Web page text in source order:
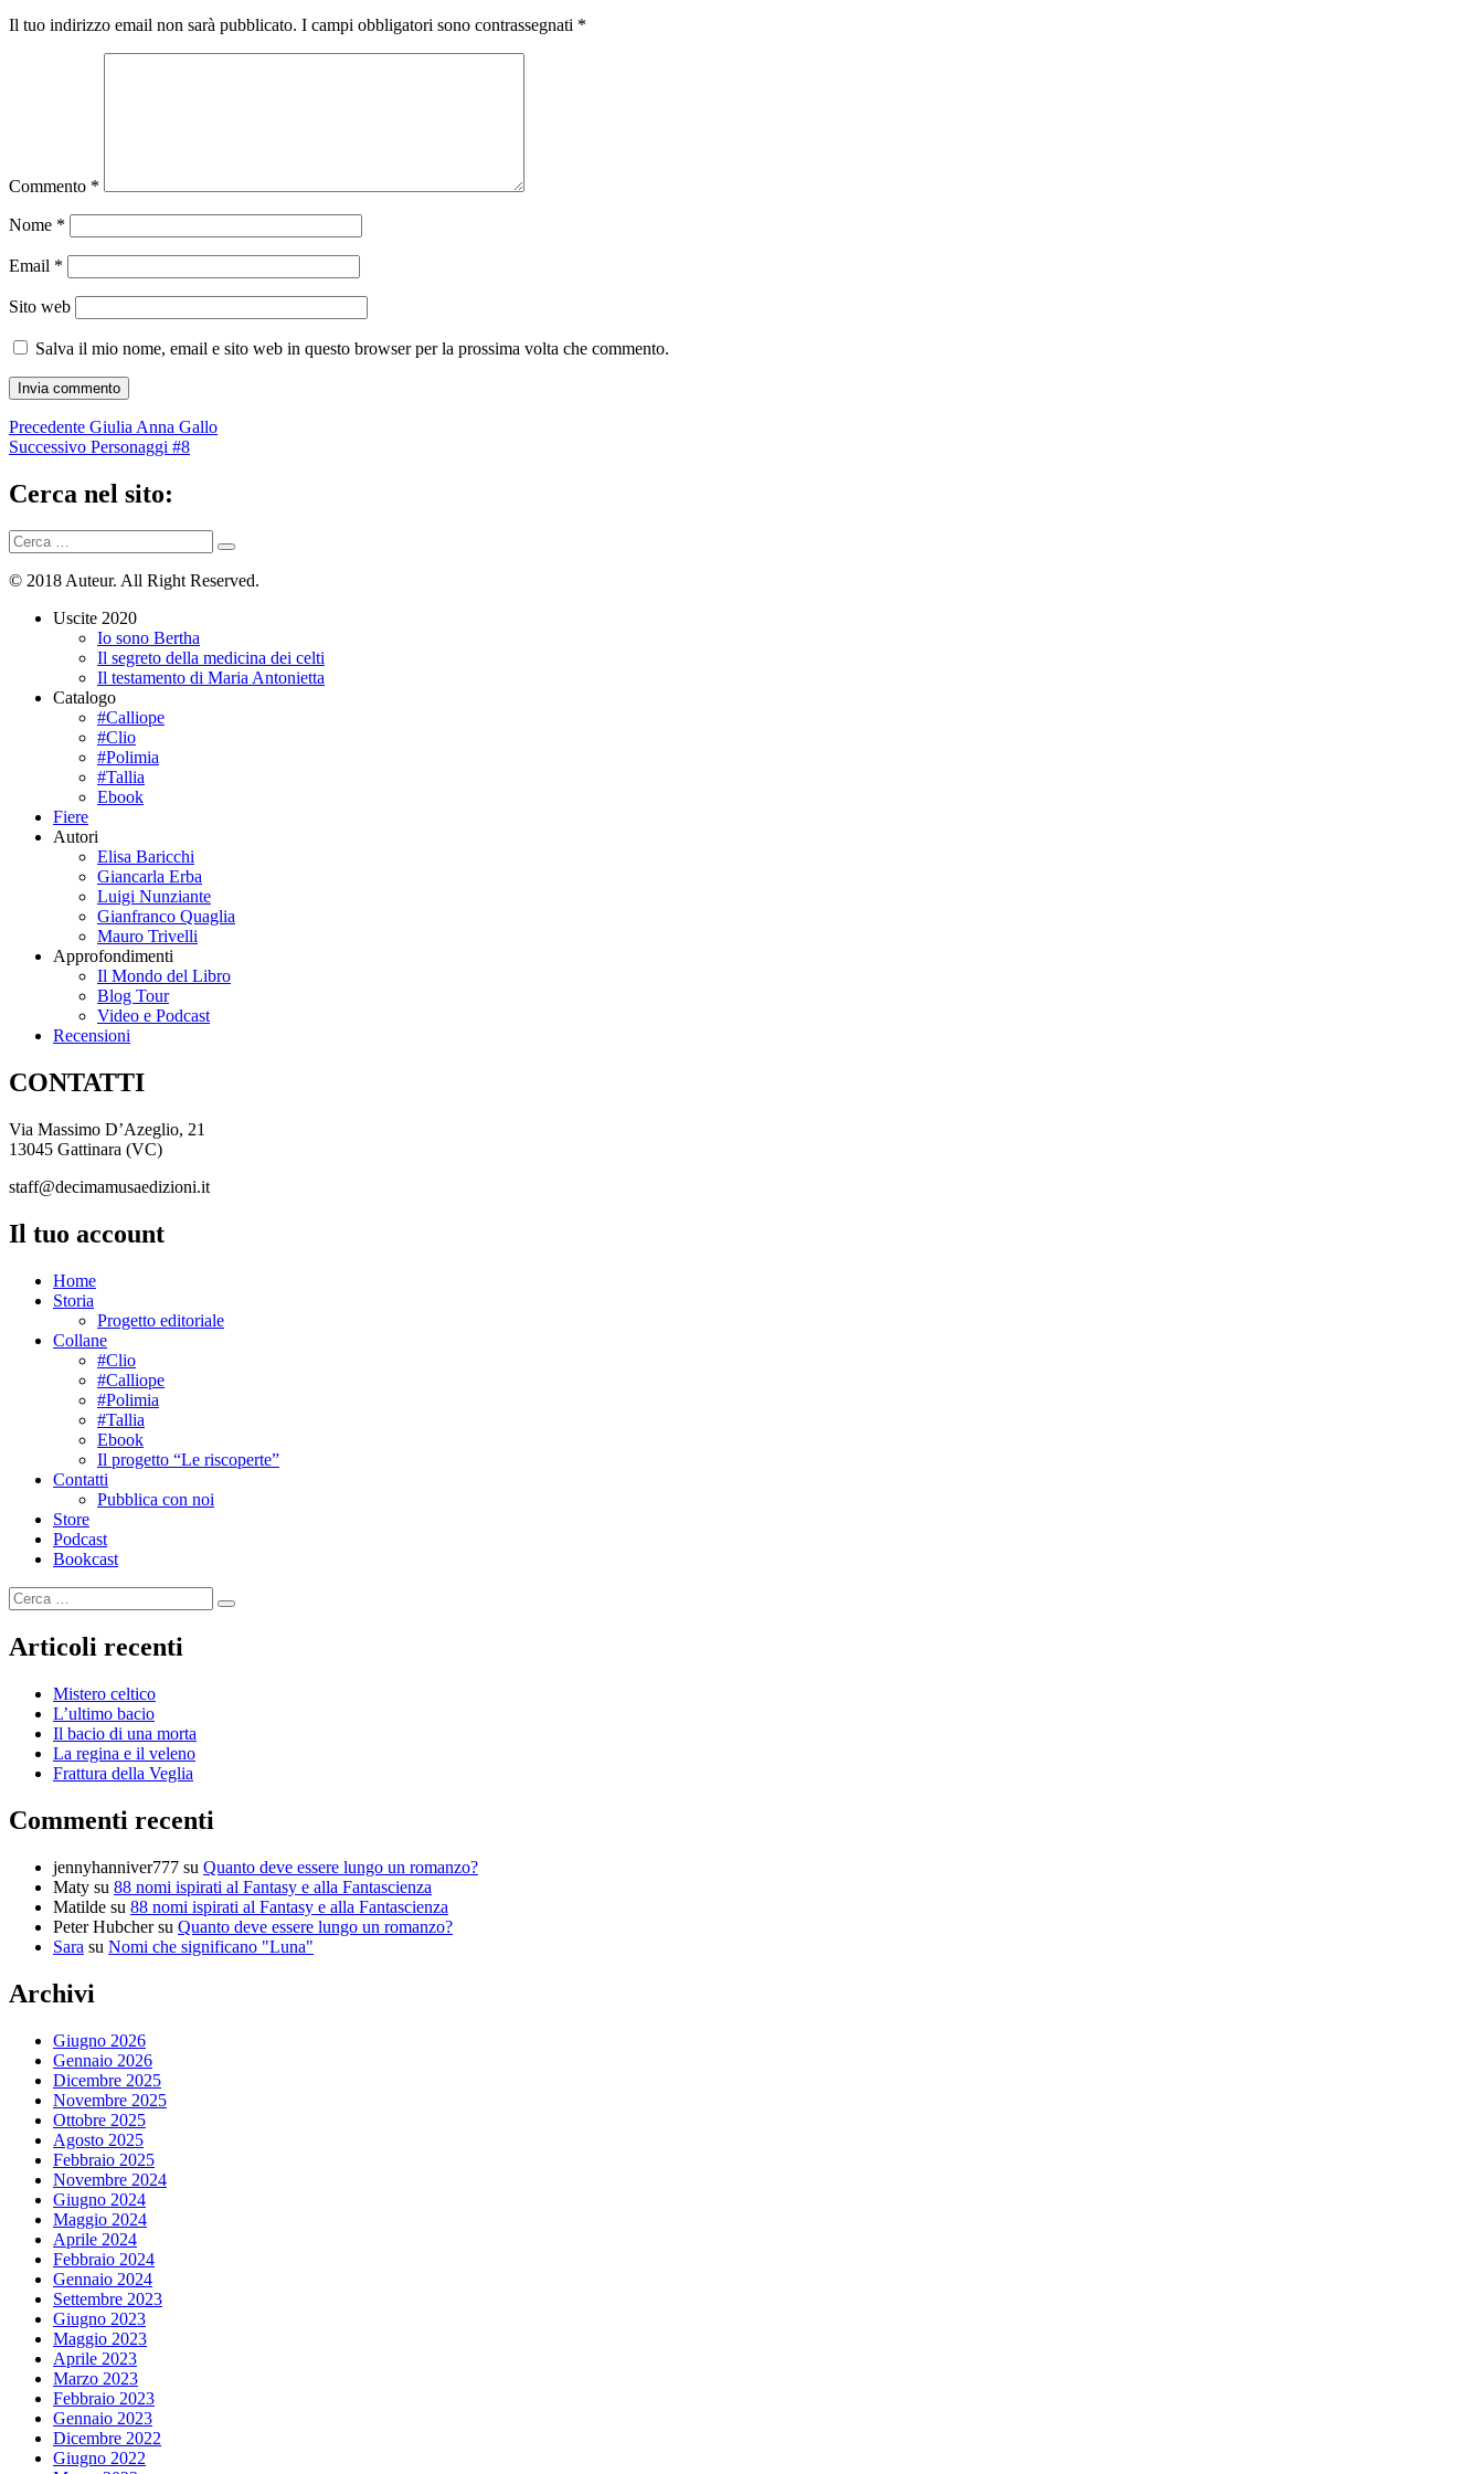
Il tuo indirizzo email non sarà pubblicato. I campi obbligatori sono contrassegnati *
Commento *
Nome *
Email *
Sito web
Salva il mio nome, email e sito web in questo browser per la prossima volta che commento.
Navigazione
articoli
Precedente Articolo
precedente:
Giulia Anna Gallo
Successivo Articolo
Personaggi #8
Cerca nel sito:
Cerca:
Cerca
© 2018 Auteur. All Right Reserved.
Uscite 2020
Io sono Bertha
Il segreto della medicina dei celti
Il testamento di Maria Antonietta
Catalogo
#Calliope
#Clio
#Polimia
#Tallia
Ebook
Fiere
Autori
Elisa Baricchi
Giancarla Erba
Luigi Nunziante
Gianfranco Quaglia
Mauro Trivelli
Approfondimenti
Il Mondo del Libro
Blog Tour
Video e Podcast
Recensioni
CONTATTI
Via Massimo D’Azeglio, 21
13045 Gattinara (VC)
staff@decimamusaedizioni.it
Il tuo account
Home
Storia
Progetto editoriale
Collane
#Clio
#Calliope
#Polimia
#Tallia
Ebook
Il progetto “Le riscoperte”
Contatti
Pubblica con noi
Store
Podcast
Bookcast
Cerca:
Cerca
Articoli recenti
Mistero celtico
L’ultimo bacio
Il bacio di una morta
La regina e il veleno
Frattura della Veglia
Commenti recenti
jennyhanniver777 su Quanto deve essere lungo un romanzo?
Maty su 88 nomi ispirati al Fantasy e alla Fantascienza
Matilde su 88 nomi ispirati al Fantasy e alla Fantascienza
Peter Hubchersu Quanto deve essere lungo un romanzo?
Sara su Nomi che significano "Luna"
Archivi
Giugno 2026
Gennaio 2026
Dicembre 2025
Novembre 2025
Ottobre 2025
Agosto 2025
Febbraio 2025
Novembre 2024
Giugno 2024
Maggio 2024
Aprile 2024
Febbraio 2024
Gennaio 2024
Settembre 2023
Giugno 2023
Maggio 2023
Aprile 2023
Marzo 2023
Febbraio 2023
Gennaio 2023
Dicembre 2022
Giugno 2022